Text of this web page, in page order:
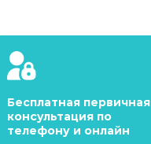
Бесплатная первичная
консультация по
телефону и онлайн